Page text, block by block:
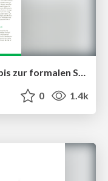
Von der Nutzungsanforderung bis zur formalen Softwarespezifikation
0 1.4k